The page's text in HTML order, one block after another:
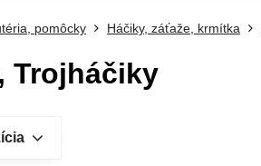
pomôcky Háčiky, záťaže, krmítka
Trojháčiky